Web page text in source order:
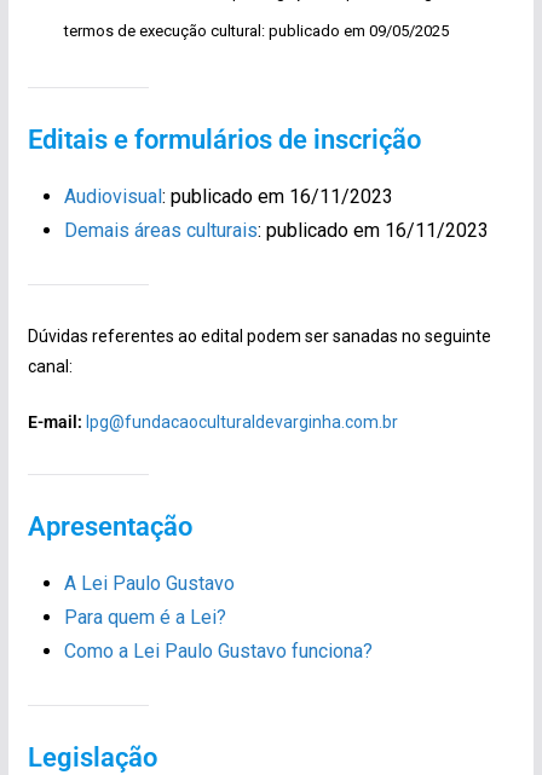
termos de execução cultural: publicado em 09/05/2025
Editais e formulários de inscrição
Audiovisual: publicado em 16/11/2023
Demais áreas culturais: publicado em 16/11/2023
Dúvidas referentes ao edital podem ser sanadas no seguinte
canal:
E-mail: lpg@fundacaoculturaldevarginha.com.br
Apresentação
A Lei Paulo Gustavo
Para quem é a Lei?
Como a Lei Paulo Gustavo funciona?
Legislação